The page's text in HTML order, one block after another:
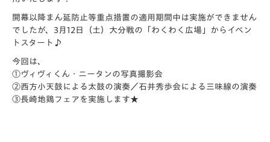
開幕以降まん延防止等重点措置の適用期間中は実施ができません
でしたが、3月12日（土）大分戦の「わくわく広場」からイベン
トスタート♪
今回は、
①ヴィヴィくん・ニータンの写真撮影会
②西方小天鼓による太鼓の演奏／石井秀歩会による三味線の演奏
③長崎地鶏フェアを実施します★